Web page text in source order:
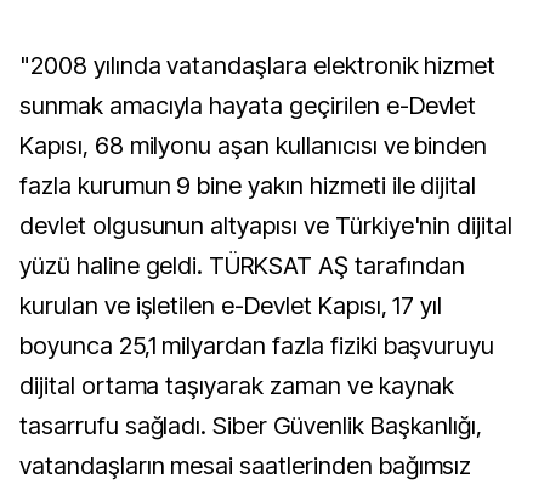
"2008 yılında vatandaşlara elektronik hizmet
sunmak amacıyla hayata geçirilen e-Devlet
Kapısı, 68 milyonu aşan kullanıcısı ve binden
fazla kurumun 9 bine yakın hizmeti ile dijital
devlet olgusunun altyapısı ve Türkiye'nin dijital
yüzü haline geldi. TÜRKSAT AŞ tarafından
kurulan ve işletilen e-Devlet Kapısı, 17 yıl
boyunca 25,1 milyardan fazla fiziki başvuruyu
dijital ortama taşıyarak zaman ve kaynak
tasarrufu sağladı. Siber Güvenlik Başkanlığı,
vatandaşların mesai saatlerinden bağımsız